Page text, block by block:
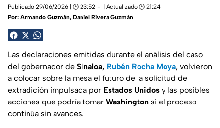
Publicado 29/06/2026 | 🕑 23:52
| Actualizado 🕑 21:24
Por: Armando Guzmán, Daniel Rivera Guzmán
Las declaraciones emitidas durante el análisis del caso
del gobernador de Sinaloa, Rubén Rocha Moya, volvieron
a colocar sobre la mesa el futuro de la solicitud de
extradición impulsada por Estados Unidos y las posibles
acciones que podría tomar Washington si el proceso
continúa sin avances.